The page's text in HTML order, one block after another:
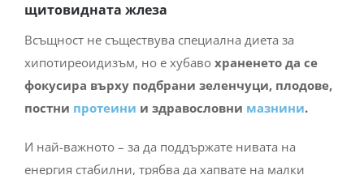
щитовидната жлеза
Всъщност не съществува специална диета за
хипотиреоидизъм, но е хубаво храненето да се
фокусира върху подбрани зеленчуци, плодове,
постни протеини и здравословни мазнини.
И най-важното – за да поддържате нивата на
енергия стабилни, трябва да хапвате на малки